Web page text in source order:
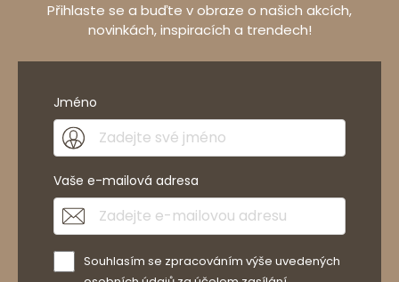
Přihlaste se a buďte v obraze o našich akcích,
novinkách, inspiracích a trendech!
Jméno
Vaše e-mailová adresa
Souhlasím se zpracováním výše uvedených